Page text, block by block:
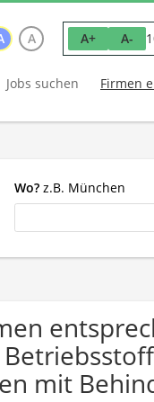
A A+ A-
Jobs suchen Firmen
Wo? z.B. München
mit